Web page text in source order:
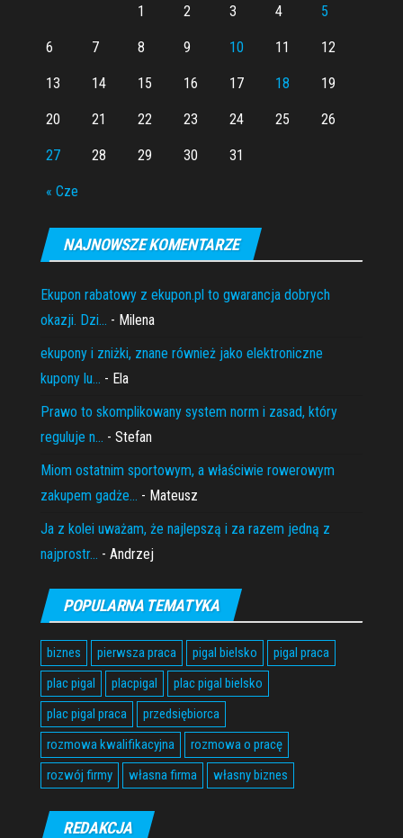
« Cze
1 2 3 4 5
6 7 8 9 10 11 12
13 14 15 16 17 18 19
20 21 22 23 24 25 26
27 28 29 30 31
NAJNOWSZE KOMENTARZE
Ekupon rabatowy z ekupon.pl to gwarancja dobrych
okazji. Dzi... - Milena
ekupony i zniżki, znane również jako elektroniczne
kupony lu... - Ela
Prawo to skomplikowany system norm i zasad, który
reguluje n... - Stefan
Miom ostatnim sportowym, a właściwie rowerowym
zakupem gadże... - Mateusz
Ja z kolei uważam, że najlepszą i za razem jedną z
najprostr... - Andrzej
POPULARNA TEMATYKA
biznes pierwsza praca pigal bielsko
pigal praca
plac pigal
placpigal
plac pigal bielsko
plac pigal praca
przedsiębiorca
rozmowa kwalifikacyjna
rozmowa o pracę
rozwój firmy
własna firma własny biznes
REDAKCJA